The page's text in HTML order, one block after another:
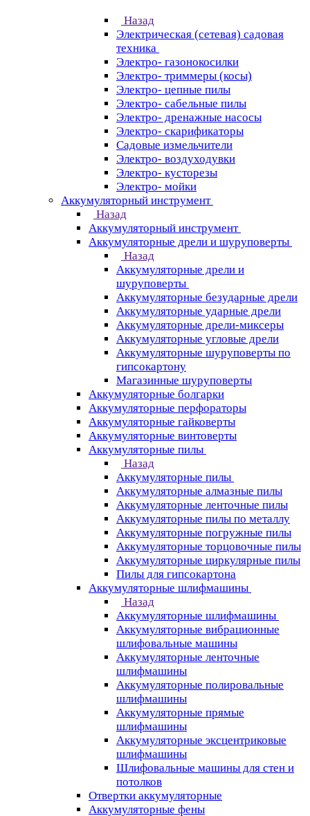
Назад
Электрическая (сетевая) садовая
техника
Электро- газонокосилки
Электро- триммеры (косы)
Электро- цепные пилы
Электро- сабельные пилы
Электро- дренажные насосы
Электро- скарификаторы
Садовые измельчители
Электро- воздуходувки
Электро- кусторезы
Электро- мойки
Аккумуляторный инструмент
Назад
Аккумуляторный инструмент
Аккумуляторные дрели и шуруповерты
Назад
Аккумуляторные дрели и
шуруповерты
Аккумуляторные безударные дрели
Аккумуляторные ударные дрели
Аккумуляторные дрели-миксеры
Аккумуляторные угловые дрели
Аккумуляторные шуруповерты по
гипсокартону
Магазинные шуруповерты
Аккумуляторные болгарки
Аккумуляторные перфораторы
Аккумуляторные гайковерты
Аккумуляторные винтоверты
Аккумуляторные пилы
Назад
Аккумуляторные пилы
Аккумуляторные алмазные пилы
Аккумуляторные ленточные пилы
Аккумуляторные пилы по металлу
Аккумуляторные погружные пилы
Аккумуляторные торцовочные пилы
Аккумуляторные циркулярные пилы
Пилы для гипсокартона
Аккумуляторные шлифмашины
Назад
Аккумуляторные шлифмашины
Аккумуляторные вибрационные
шлифовальные машины
Аккумуляторные ленточные
шлифмашины
Аккумуляторные полировальные
шлифмашины
Аккумуляторные прямые
шлифмашины
Аккумуляторные эксцентриковые
шлифмашины
Шлифовальные машины для стен и
потолков
Отвертки аккумуляторные
Аккумуляторные фены